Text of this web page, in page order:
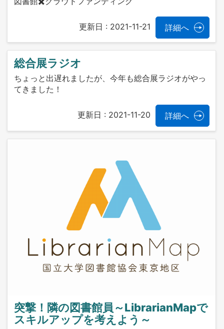
更新日 : 2021-11-21 詳細へ
総合展ラジオ
ちょっと出遅れましたが、今年も総合展ラジオがやっ
てきました！
更新日 : 2021-11-20 詳細へ
突撃！隣の図書館員～LibrarianMapで
スキルアップを考えよう～